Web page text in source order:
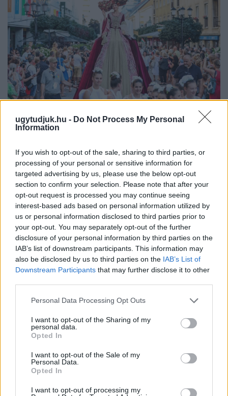
ugytudjuk.hu - Do Not Process My Personal
Information
If you wish to opt-out of the sale, sharing to third parties, or
processing of your personal or sensitive information for
targeted advertising by us, please use the below opt-out
section to confirm your selection. Please note that after your
opt-out request is processed you may continue seeing
interest-based ads based on personal information utilized by
us or personal information disclosed to third parties prior to
your opt-out. You may separately opt-out of the further
disclosure of your personal information by third parties on the
IAB’s list of downstream participants. This information may
also be disclosed by us to third parties on the IAB’s List of
Downstream Participants that may further disclose it to other
Please note that this website/app uses one or more Google
not limited to your visit or usage behaviour. You may click to
grant or deny consent to Google and its third-party tags to
use your data for below specified purposes in below Google
consent section.
Personal Data Processing Opt Outs
I want to opt-out of the Sharing of my
personal data.
Opted In
I want to opt-out of the Sale of my
Personal Data.
Opted In
I want to opt-out of processing my
BAROKK POMPÁBA ÖLTÖZIK A BELVÁROS:
HÉTVÉGÉN RENDEZIK MEG A XXXIII. GYŐRI BAROKK
Jubileumi fogadalom megerősítés, történelmi felvonulás,
tűzshow és vezetett séták is várják az érdeklődőket augusztus
7–8-án.
Szólj hozzá!